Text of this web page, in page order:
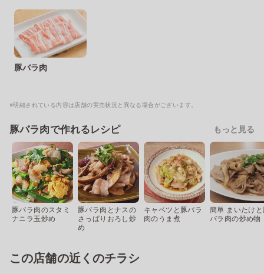
豚バラ肉
※明細されている内容は店舗の実売状況と異なる場合がございます。
豚バラ肉で作れるレシピ もっと見る
豚バラ肉のスタミ
ナニラ玉炒め
豚バラ肉とナスの
さっぱりおろし炒
め
キャベツと豚バラ
肉のうま煮
簡単 まいたけ
バラ肉の炒め物
この店舗の近くのチラシ